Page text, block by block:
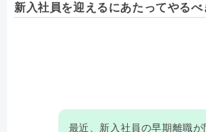
新入社員を迎えるにあたってやるべ
最近、新入社員の早期離職